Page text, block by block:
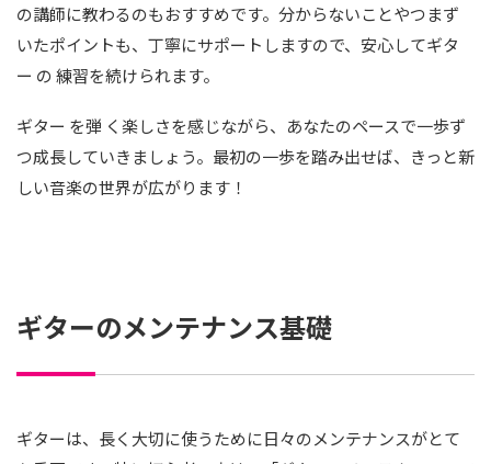
の講師に教わるのもおすすめです。分からないことやつまず
いたポイントも、丁寧にサポートしますので、安心してギタ
ー の 練習を続けられます。
ギター を弾 く楽しさを感じながら、あなたのペースで一歩ず
つ成長していきましょう。最初の一歩を踏み出せば、きっと新
しい音楽の世界が広がります！
ギターのメンテナンス基礎
ギターは、長く大切に使うために日々のメンテナンスがとて